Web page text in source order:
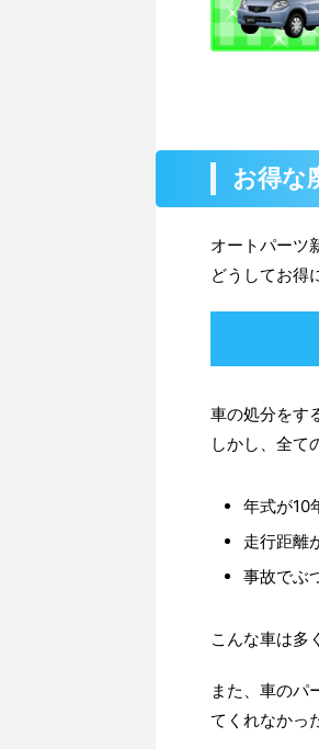
お得な
オートパーツ
どうしてお得
車の処分をす
しかし、全て
年式が10
走行距離
事故でぶ
こんな車は多
また、車のパ
てくれなかっ